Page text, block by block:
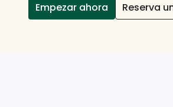
Empezar ahora
Reserva